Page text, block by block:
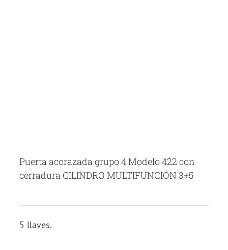
Puerta acorazada grupo 4 Modelo 422 con
cerradura CILINDRO MULTIFUNCIÓN 3+5
5 llaves.